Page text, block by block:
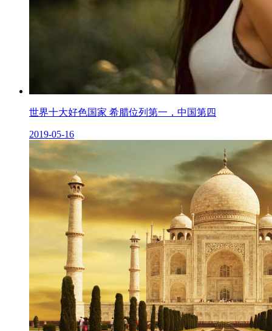
世界十大好色国家 希腊位列第一，中国第四
2019-05-16